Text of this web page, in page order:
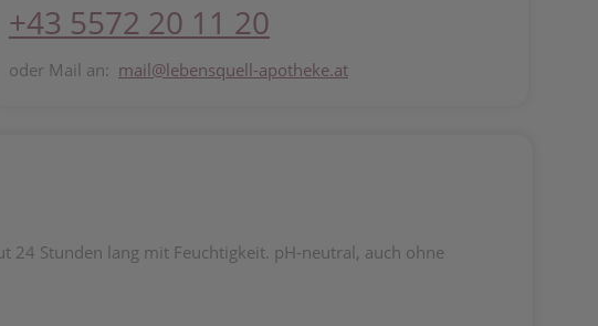
+43 5572 20 11 20
oder Mail an: mail@lebensquell-apotheke.at
Stunden lang mit Feuchtigkeit. pH-neutral, auch ohne